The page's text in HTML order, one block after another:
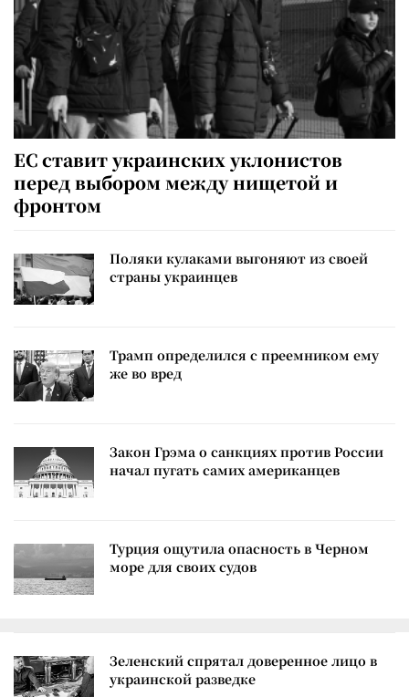
ЕС ставит украинских уклонистов
перед выбором между нищетой и
фронтом
Поляки кулаками выгоняют из своей
страны украинцев
Трамп определился с преемником ему
же во вред
Закон Грэма о санкциях против России
начал пугать самих американцев
Турция ощутила опасность в Черном
море для своих судов
Зеленский спрятал доверенное лицо в
украинской разведке